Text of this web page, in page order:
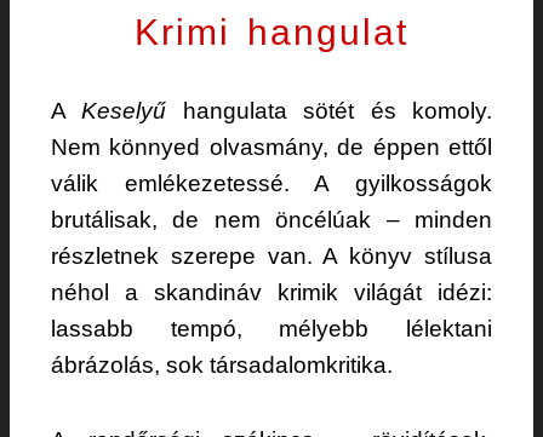
Krimi hangulat
AKeselyű hangulata sötét és komoly.
Nem könnyed olvasmány, de éppen ettől
válik emlékezetessé. A gyilkosságok
brutálisak, de nem öncélúak – minden
részletnek szerepe van. A könyv stílusa
néhol a skandináv krimik világát idézi:
lassabb tempó, mélyebb lélektani
ábrázolás, sok társadalomkritika.